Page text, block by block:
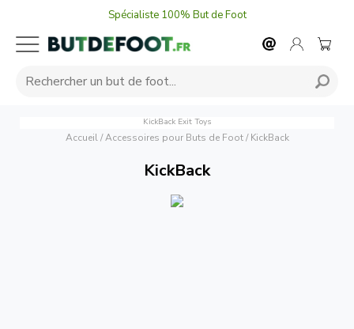
Spécialiste 100% But de Foot
KickBack Exit Toys
Accueil/ Accessoires pour Buts de Foot/ KickBack
KickBack